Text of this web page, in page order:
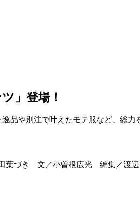
」登場！
品や別注で叶えたモテ服など、総
づき 文／小曽根広光 編集／渡辺